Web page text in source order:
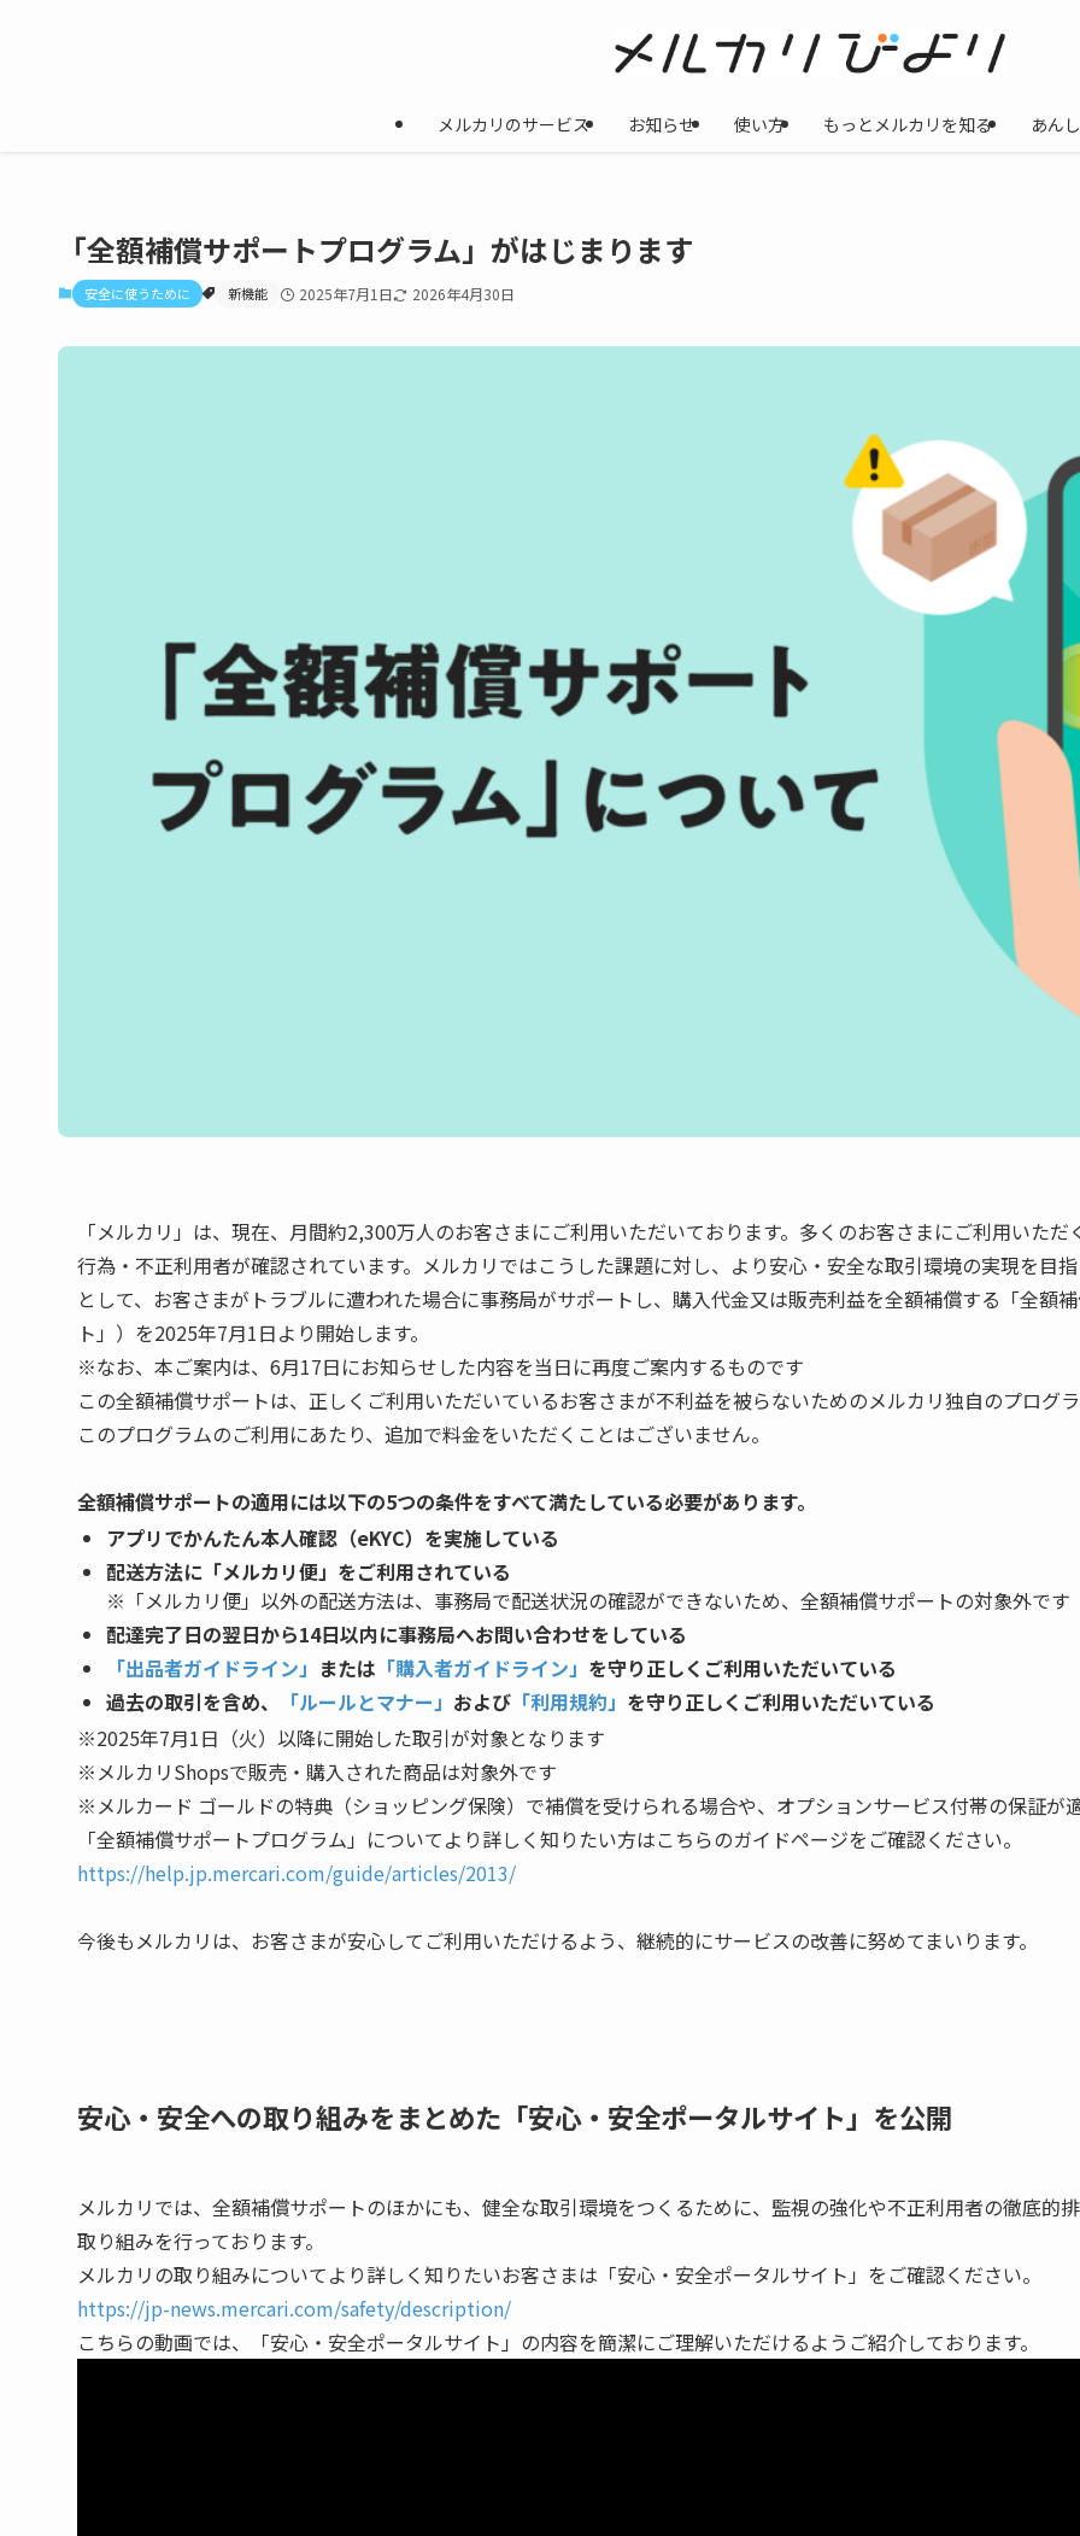
メルカリのサービス お知らせ 使い方 もっとメルカリを知る あん
「全額補償サポートプログラム」がはじまります
安全に使うために 新機能 2025年7月1日 2026年4月30日
「メルカリ」は、現在、月間約2,300万人のお客さまにご利用いただいております。多くのお客さまにご利用いた
行為・不正利用者が確認されています。メルカリではこうした課題に対し、より安心・安全な取引環境の実現を目
として、お客さまがトラブルに遭われた場合に事務局がサポートし、購入代金又は販売利益を全額補償する「全額
ト」）を2025年7月1日より開始します。
※なお、本ご案内は、6月17日にお知らせした内容を当日に再度ご案内するものです
この全額補償サポートは、正しくご利用いただいているお客さまが不利益を被らないためのメルカリ独自のプログラ
このプログラムのご利用にあたり、追加で料金をいただくことはございません。
全額補償サポートの適用には以下の5つの条件をすべて満たしている必要があります。
アプリでかんたん本人確認（eKYC）を実施している
配送方法に「メルカリ便」をご利用されている
※「メルカリ便」以外の配送方法は、事務局で配送状況の確認ができないため、全額補償サポートの対象外です
配達完了日の翌日から14日以内に事務局へお問い合わせをしている
「出品者ガイドライン」 または 「購入者ガイドライン」 を守り正しくご利用いただいている
過去の取引を含め、
「ルールとマナー」 および 「利用規約」 を守り正しくご利用いただいている
※2025年7月1日（火）以降に開始した取引が対象となります
※メルカリShopsで販売・購入された商品は対象外です
※メルカード ゴールドの特典（ショッピング保険）で補償を受けられる場合や、オプションサービス付帯の保証が
「全額補償サポートプログラム」についてより詳しく知りたい方はこちらのガイドページをご確認ください。
https://help.jp.mercari.com/guide/articles/2013/
今後もメルカリは、お客さまが安心してご利用いただけるよう、継続的にサービスの改善に努めてまいります。
安心・安全への取り組みをまとめた「安心・安全ポータルサイト」を公開
メルカリでは、全額補償サポートのほかにも、健全な取引環境をつくるために、監視の強化や不正利用者の徹底的
取り組みを行っております。
メルカリの取り組みについてより詳しく知りたいお客さまは「安心・安全ポータルサイト」をご確認ください。
https://jp-news.mercari.com/safety/description/
こちらの動画では、「安心・安全ポータルサイト」の内容を簡潔にご理解いただけるようご紹介しております。